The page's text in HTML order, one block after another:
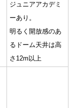
ジュニアアカデミ
ーあり。
明るく開放感のあ
るドーム天井は高
さ12m以上